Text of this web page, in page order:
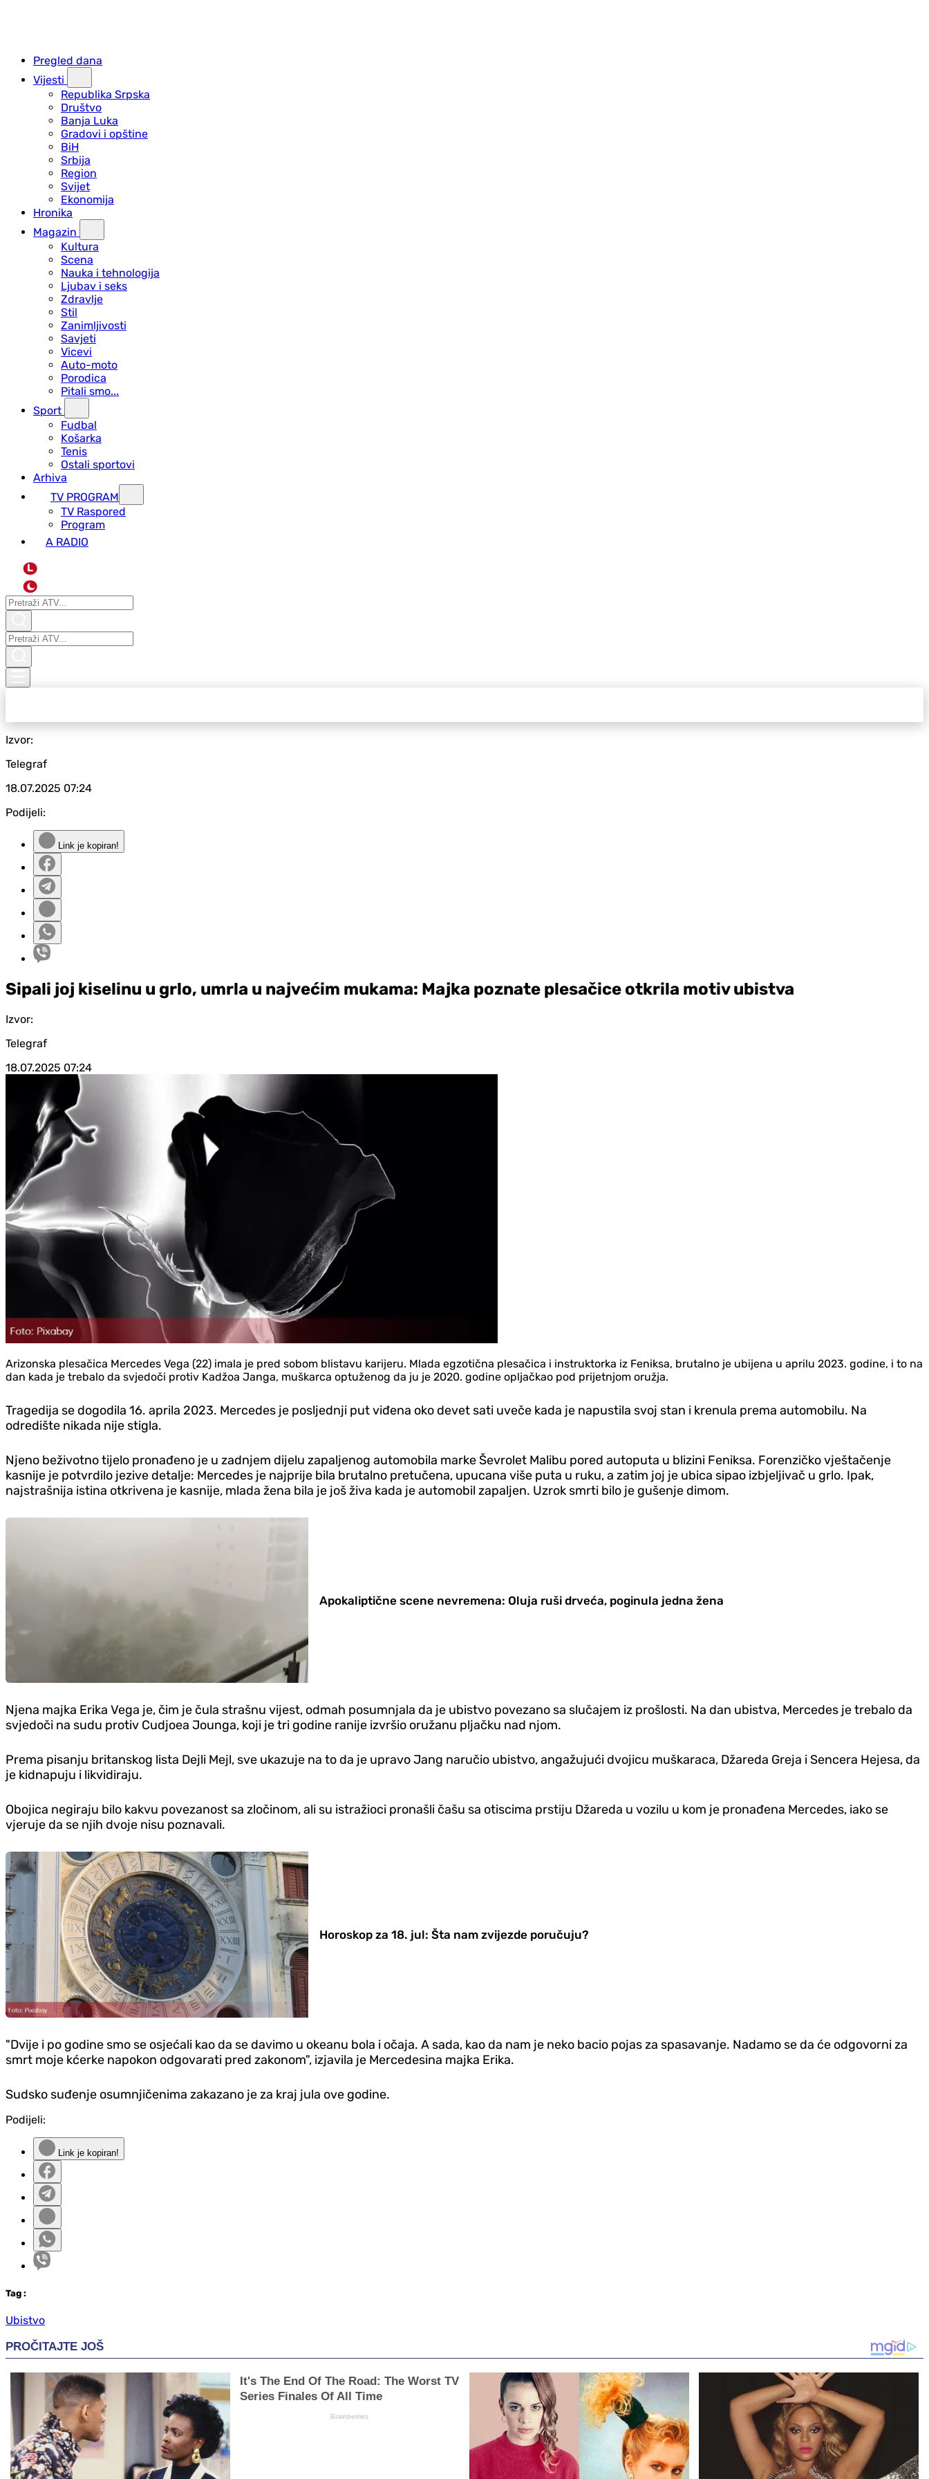
Pregled dana
Vijesti
Republika Srpska
Društvo
Banja Luka
Gradovi i opštine
BiH
Srbija
Region
Svijet
Ekonomija
Hronika
Magazin
Kultura
Scena
Nauka i tehnologija
Ljubav i seks
Zdravlje
Stil
Zanimljivosti
Savjeti
Vicevi
Auto-moto
Porodica
Pitali smo...
Sport
Fudbal
Košarka
Tenis
Ostali sportovi
Arhiva
TV PROGRAM
ТV Raspored
Program
A RADIO
L
Izvor:
Telegraf
18.07.2025 07:24
Podijeli:
Link je kopiran!
Sipali joj kiselinu u grlo, umrla u najvećim mukama: Majka poznate plesačice otkrila motiv ubistva
Izvor:
Telegraf
18.07.2025 07:24
Arizonska plesačica Mercedes Vega (22) imala je pred sobom blistavu karijeru. Mlada egzotična plesačica i instruktorka iz Feniksa, brutalno je ubijena u aprilu 2023. godine, i to na
dan kada je trebalo da svjedoči protiv Kadžoa Janga, muškarca optuženog da ju je 2020. godine opljačkao pod prijetnjom oružja.
Tragedija se dogodila 16. aprila 2023. Mercedes je posljednji put viđena oko devet sati uveče kada je napustila svoj stan i krenula prema automobilu. Na
odredište nikada nije stigla.
Njeno beživotno tijelo pronađeno je u zadnjem dijelu zapaljenog automobila marke Ševrolet Malibu pored autoputa u blizini Feniksa. Forenzičko vještačenje
kasnije je potvrdilo jezive detalje: Mercedes je najprije bila brutalno pretučena, upucana više puta u ruku, a zatim joj je ubica sipao izbjeljivač u grlo. Ipak,
najstrašnija istina otkrivena je kasnije, mlada žena bila je još živa kada je automobil zapaljen. Uzrok smrti bilo je gušenje dimom.
Apokaliptične scene nevremena: Oluja ruši drveća, poginula jedna žena
Njena majka Erika Vega je, čim je čula strašnu vijest, odmah posumnjala da je ubistvo povezano sa slučajem iz prošlosti. Na dan ubistva, Mercedes je trebalo da
svjedoči na sudu protiv Cudjoea Jounga, koji je tri godine ranije izvršio oružanu pljačku nad njom.
Prema pisanju britanskog lista Dejli Mejl, sve ukazuje na to da je upravo Jang naručio ubistvo, angažujući dvojicu muškaraca, Džareda Greja i Sencera Hejesa, da
je kidnapuju i likvidiraju.
Obojica negiraju bilo kakvu povezanost sa zločinom, ali su istražioci pronašli čašu sa otiscima prstiju Džareda u vozilu u kom je pronađena Mercedes, iako se
vjeruje da se njih dvoje nisu poznavali.
Horoskop za 18. jul: Šta nam zvijezde poručuju?
"Dvije i po godine smo se osjećali kao da se davimo u okeanu bola i očaja. A sada, kao da nam je neko bacio pojas za spasavanje. Nadamo se da će odgovorni za
smrt moje kćerke napokon odgovarati pred zakonom", izjavila je Mercedesina majka Erika.
Sudsko suđenje osumnjičenima zakazano je za kraj jula ove godine.
Podijeli:
Link je kopiran!
Tag :
Ubistvo